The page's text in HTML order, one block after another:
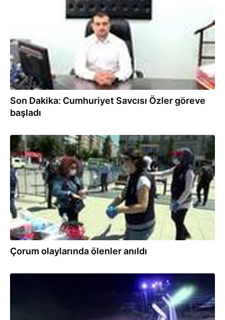
Son Dakika: Cumhuriyet Savcısı Özler göreve
başladı
03.07.2020
Çorum olaylarında ölenler anıldı